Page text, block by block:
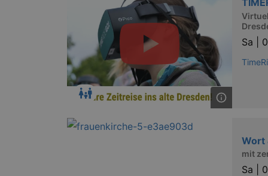
Sa |
Wort
mit
Sa |
XSRF-TOKEN
Name